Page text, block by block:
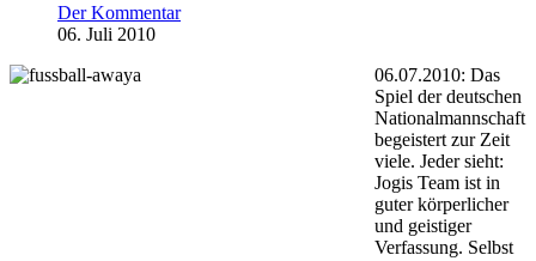
Der Kommentar
06. Juli 2010
06.07.2010: Das
Spiel der deutschen
Nationalmannschaft
begeistert zur Zeit
viele. Jeder sieht:
Jogis Team ist in
guter körperlicher
und geistiger
Verfassung. Selbst